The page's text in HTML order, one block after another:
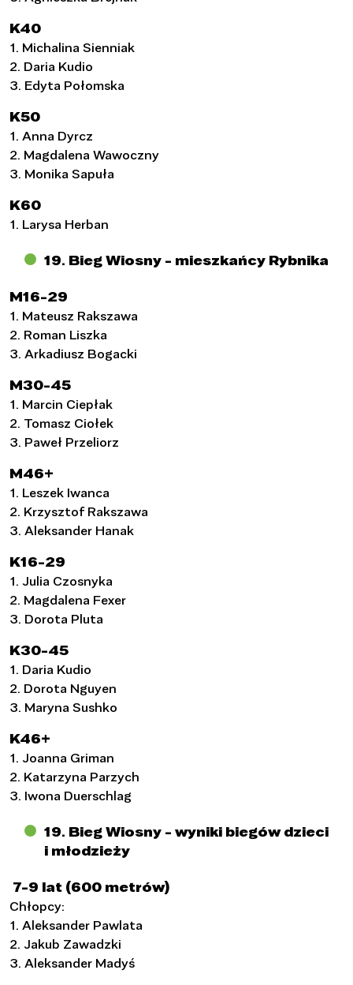
K40
1. Michalina Sienniak
2. Daria Kudio
3. Edyta Połomska
K50
1. Anna Dyrcz
2. Magdalena Wawoczny
3. Monika Sapuła
K60
1. Larysa Herban
19. Bieg Wiosny - mieszkańcy Rybnika
M16-29
1. Mateusz Rakszawa
2. Roman Liszka
3. Arkadiusz Bogacki
M30-45
1. Marcin Ciepłak
2. Tomasz Ciołek
3. Paweł Przeliorz
M46+
1. Leszek Iwanca
2. Krzysztof Rakszawa
3. Aleksander Hanak
K16-29
1. Julia Czosnyka
2. Magdalena Fexer
3. Dorota Pluta
K30-45
1. Daria Kudio
2. Dorota Nguyen
3. Maryna Sushko
K46+
1. Joanna Griman
2. Katarzyna Parzych
3. Iwona Duerschlag
19. Bieg Wiosny - wyniki biegów dzieci
i młodzieży
7-9 lat (600 metrów)
Chłopcy:
1. Aleksander Pawlata
2. Jakub Zawadzki
3. Aleksander Madyś